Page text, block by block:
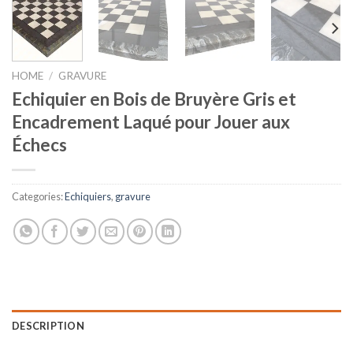
HOME / GRAVURE
Echiquier en Bois de Bruyère Gris et
Encadrement Laqué pour Jouer aux
Échecs
Categories:Echiquiers, gravure
DESCRIPTION